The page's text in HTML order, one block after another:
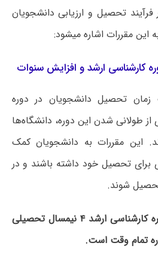
فرآیند تحصیل و ارزیابی دانشجویان
این مقررات اشاره میشود:
کارشناسی ارشد و افزایش سنوات
تحصیل دانشجویان در دوره
طولانی شدن این دوره، دانشگاه‌ها
این مقررات به دانشجویان کمک
برای تحصیل خود داشته باشند و در
شوند.
مدت مجاز تحصیل در دوره کارشناسی ارشد ۴ نیمسال تحصیلی
تمام وقت است.